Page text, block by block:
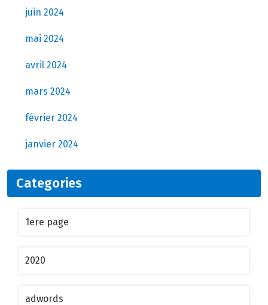
juin 2024
mai 2024
avril 2024
mars 2024
février 2024
janvier 2024
Categories
1ere page
2020
adwords